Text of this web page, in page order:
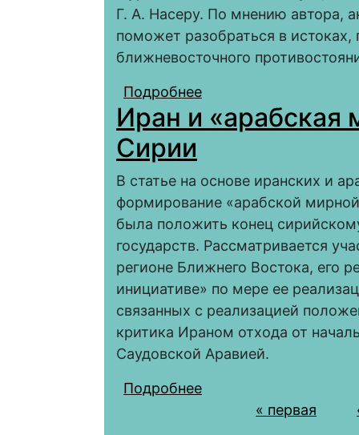
Г. А. Насеру. По мнению автора,
поможет разобраться в истоках,
ближневосточного
Подробнее
отражении
Иран и «арабская
Сирии
В статье на основе иранских и
формирование «арабской
была положить конец
государств. Рассматривается
регионе Ближнего Востока, его
инициативе» по мере ее
связанных с реализацией
критика Ираном отхода от
Саудовской Аравией.
Подробнее
« первая